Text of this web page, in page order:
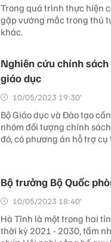
Trong quá trình thực hiện
gặp vướng mắc trong thủ
khác.
Nghiên cứu chính
giáo dục
10/05/2023 19:30’
Bộ Giáo dục và Đào tạo
nhóm đối tượng chính
đó, có phương án hỗ trợ
Bộ trưởng Bộ Quốc
10/05/2023 18:40’
Hà Tĩnh là một trong hai
thời kỳ 2021 - 2030, tầm